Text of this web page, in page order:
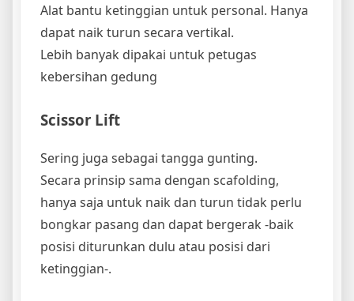
Alat bantu ketinggian untuk personal. Hanya
dapat naik turun secara vertikal.
Lebih banyak dipakai untuk petugas
kebersihan gedung
Scissor Lift
Sering juga sebagai tangga gunting.
Secara prinsip sama dengan scafolding,
hanya saja untuk naik dan turun tidak perlu
bongkar pasang dan dapat bergerak -baik
posisi diturunkan dulu atau posisi dari
ketinggian-.